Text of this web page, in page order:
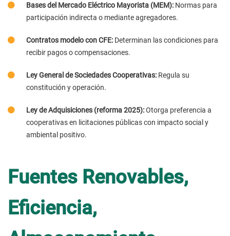
Bases del Mercado Eléctrico Mayorista (MEM): Normas para
participación indirecta o mediante agregadores.
Contratos modelo con CFE: Determinan las condiciones para
recibir pagos o compensaciones.
Ley General de Sociedades Cooperativas: Regula su
constitución y operación.
Ley de Adquisiciones (reforma 2025):Otorga preferencia a
cooperativas en licitaciones públicas con impacto social y
ambiental positivo.
Fuentes Renovables,
Eficiencia,